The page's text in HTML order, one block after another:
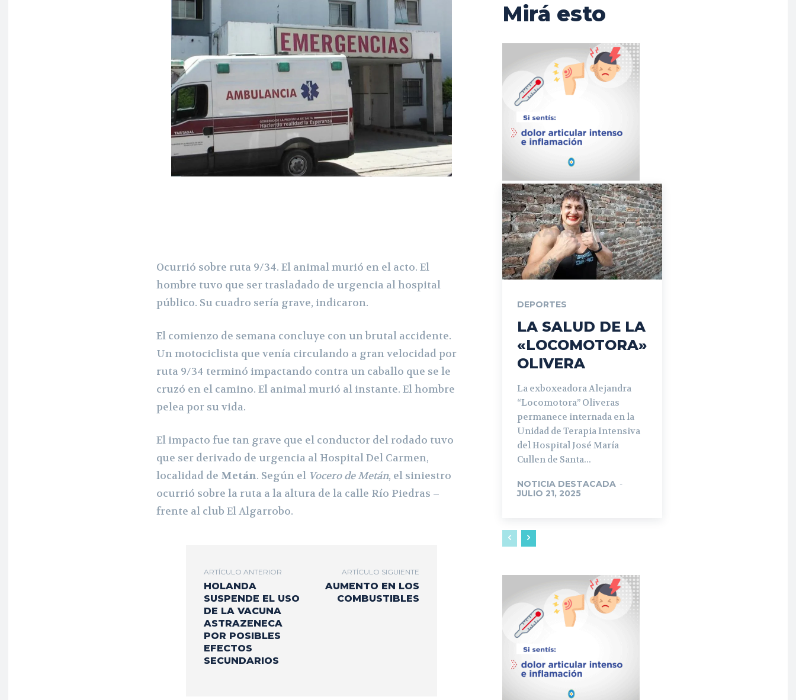
Ocurrió sobre ruta 9/34. El animal murió en el acto. El
hombre tuvo que ser trasladado de urgencia al hospital
público. Su cuadro sería grave, indicaron.
El comienzo de semana concluye con un brutal accidente.
Un motociclista que venía circulando a gran velocidad por
ruta 9/34 terminó impactando contra un caballo que se le
cruzó en el camino. El animal murió al instante. El hombre
pelea por su vida.
El impacto fue tan grave que el conductor del rodado tuvo
que ser derivado de urgencia al Hospital Del Carmen,
localidad de Metán. Según el Vocero de Metán, el siniestro
ocurrió sobre la ruta a la altura de la calle Río Piedras –
frente al club El Algarrobo.
ARTÍCULO ANTERIOR
HOLANDA
SUSPENDE EL USO
DE LA VACUNA
ASTRAZENECA
POR POSIBLES
EFECTOS
SECUNDARIOS
ARTÍCULO SIGUIENTE
AUMENTO EN LOS
COMBUSTIBLES
Mirá esto
DEPORTES
LA SALUD DE LA
«LOCOMOTORA»
OLIVERA
La exboxeadora Alejandra
“Locomotora” Oliveras
permanece internada en la
Unidad de Terapia Intensiva
del Hospital José María
Cullen de Santa...
NOTICIA DESTACADA -
JULIO 21, 2025